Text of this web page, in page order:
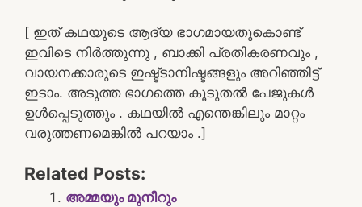
[ ഇത് കഥയുടെ ആദ്യ ഭാഗമായതുകൊണ്ട്
ഇവിടെ നിർത്തുന്നു , ബാക്കി പ്രതികരണവും ,
വായനക്കാരുടെ ഇഷ്ട്ടാനിഷ്ടങ്ങളും അറിഞ്ഞിട്ട്
ഇടാം. അടുത്ത ഭാഗത്തെ കൂടുതൽ പേജുകൾ
ഉൾപ്പെടുത്തും . കഥയിൽ എന്തെങ്കിലും മാറ്റം
വരുത്തണമെങ്കിൽ പറയാം .]
Related Posts:
അമ്മയും മുനീറും